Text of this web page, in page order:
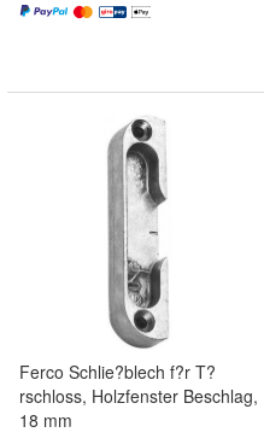
Ferco Schlie?blech f?r T?
rschloss, Holzfenster Beschlag,
18 mm